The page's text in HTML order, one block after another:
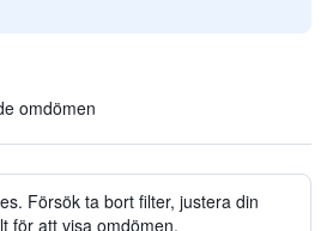
omdömen
Försök ta bort filter, justera din
för att visa omdömen.